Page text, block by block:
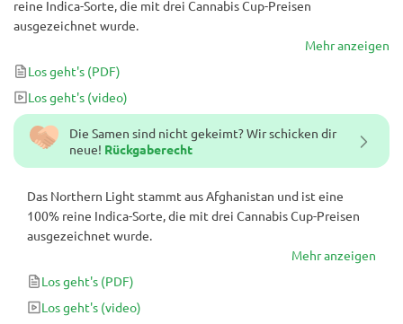
Die Samen sind nicht gekeimt? Wir schicken dir
neue! Rückgaberecht
Das Northern Light stammt aus Afghanistan und ist eine
100% reine Indica-Sorte, die mit drei Cannabis Cup-Preisen
ausgezeichnet wurde.
Mehr anzeigen
Los geht's (PDF)
Los geht's (video)
reine Indica-Sorte, die mit drei Cannabis Cup-Preisen
ausgezeichnet wurde.
Mehr anzeigen
Los geht's (PDF)
Los geht's (video)